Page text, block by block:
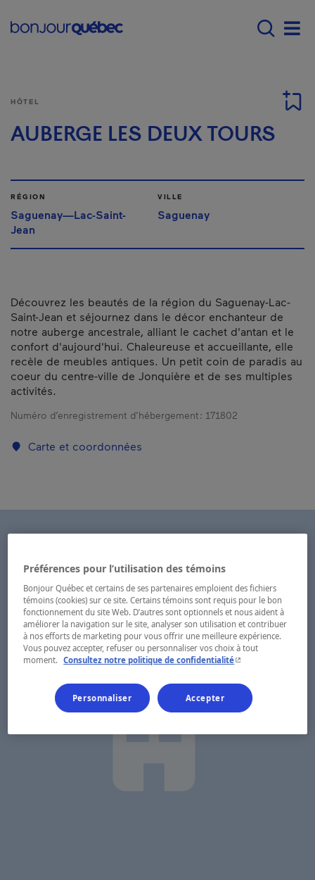
Main navigation -
HÔTEL
AUBERGE LES DEUX TOURS
RÉGION
Saguenay—Lac-Saint-
Jean
VILLE
Saguenay
Découvrez les beautés de la région du Saguenay-Lac-
Saint-Jean et séjournez dans le décor enchanteur de
notre auberge ancestrale, alliant le cachet d'antan et le
confort d'aujourd'hui. Chaleureuse et accueillante, elle
recèle de meubles antiques. Un petit coin de paradis au
coeur du centre-ville de Jonquière et de ses multiples
activités.
Numéro d’enregistrement d’hébergement : 171802
Carte et coordonnées
Préférences pour l’utilisation des témoins
Bonjour Québec et certains de ses partenaires emploient des fichiers
témoins (cookies) sur ce site. Certains témoins sont requis pour le bon
fonctionnement du site Web. D’autres sont optionnels et nous aident à
améliorer la navigation sur le site, analyser son utilisation et contribuer
à nos efforts de marketing pour vous offrir une meilleure expérience.
Vous pouvez accepter, refuser ou personnaliser vos choix à tout
moment.
Consultez notre politique de confidentialité- Cet hyperlien
Personnaliser Accepter